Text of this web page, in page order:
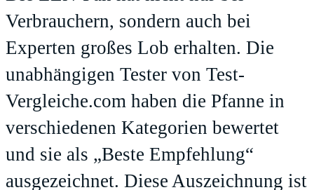
Verbrauchern, sondern auch bei
Experten großes Lob erhalten. Die
unabhängigen Tester von Test-
Vergleiche.com haben die Pfanne in
verschiedenen Kategorien bewertet
und sie als „Beste Empfehlung“
ausgezeichnet. Diese Auszeichnung ist